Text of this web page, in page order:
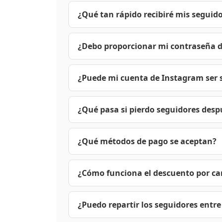
¿Qué tan rápido recibiré mis
La entrega comienza dentro de 10-60
en 24-48 horas. Los pedidos grandes
¿Debo proporcionar mi contraseña
¡Absolutamente no! Solo necesitamos
cuenta 100% segura.
¿Puede mi cuenta de Instagram ser
No. Todos los seguidores provienen de
por lo que su cuenta permanece
¿Qué pasa si pierdo seguidores
¡Ofrecemos garantía de retención de
su pedido de forma gratuita. Las tasas
¿Qué métodos de pago se aceptan?
Aceptamos las principales tarjetas de
través de pasarelas seguras y cifradas.
¿Cómo funciona el descuento por
Cuanto más seguidores compres,
seguidores puedes ahorrar hasta un
¿Puedo repartir los seguidores